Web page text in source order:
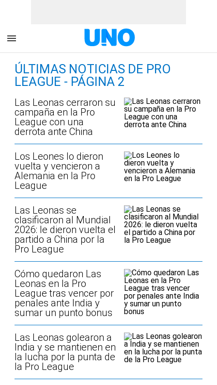
ÚLTIMAS NOTICIAS DE PRO
LEAGUE - PÁGINA 2
Las Leonas cerraron su
campaña en la Pro
League con una
derrota ante China
Los Leones lo dieron
vuelta y vencieron a
Alemania en la Pro
League
Las Leonas se
clasificaron al Mundial
2026: le dieron vuelta el
partido a China por la
Pro League
Cómo quedaron Las
Leonas en la Pro
League tras vencer por
penales ante India y
sumar un punto bonus
Las Leonas golearon a
India y se mantienen en
la lucha por la punta de
la Pro League